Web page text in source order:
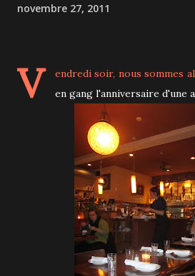
novembre 27, 2011
V
endredi soir, nous sommes
en gang l'anniversaire d'une